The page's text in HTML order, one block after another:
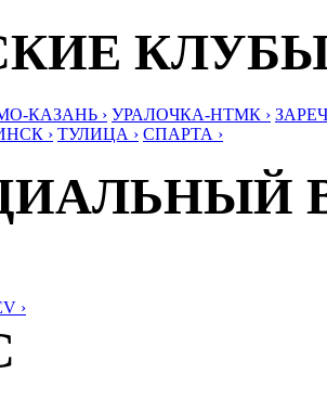
КАЗАНЬ › УРАЛОЧКА-НТМК ›
› ТУЛИЦА › СПАРТА ›
›